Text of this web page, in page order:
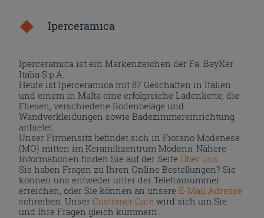
Iperceramica
Iperceramica ist ein Markenzeichen der Fa. BayKer
Italia S.p.A..
Heute ist Iperceramica mit 87 Geschäften in Italien
und einem in Malta eine erfolgreiche Ladenkette, die
Fliesen, verschiedene Bodenbeläge und
Wandverkleidungen sowie Badezimmereinrichtung
anbietet.
Unser Firmensitz befindet sich in Fiorano Modenese
(MO) mitten im Keramikzentrum Modena. Nähere
Informationen finden Sie auf der Seite Über uns
Sie haben Fragen zu Ihren Online Bestellungen? Sie
können uns entweder unter der Telefonnummer
erreichen, oder Sie können an unsereE-Mail Adresse
schreiben. UnserCustomer Care wird sich um Sie
und Ihre Fragen gleich kümmern.